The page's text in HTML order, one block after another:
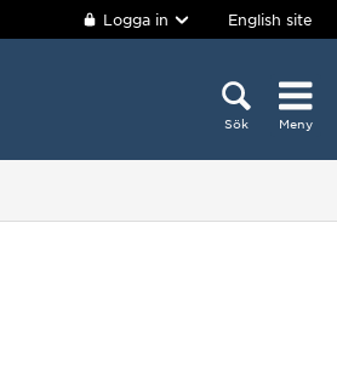
Logga in English site
Sök Meny